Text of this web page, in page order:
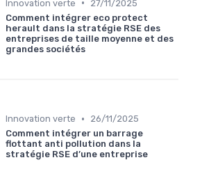
Innovation verte •
27/11/2025
Comment intégrer eco protect
herault dans la stratégie RSE des
entreprises de taille moyenne et des
grandes sociétés
Innovation verte •
26/11/2025
Comment intégrer un barrage
flottant anti pollution dans la
stratégie RSE d’une entreprise